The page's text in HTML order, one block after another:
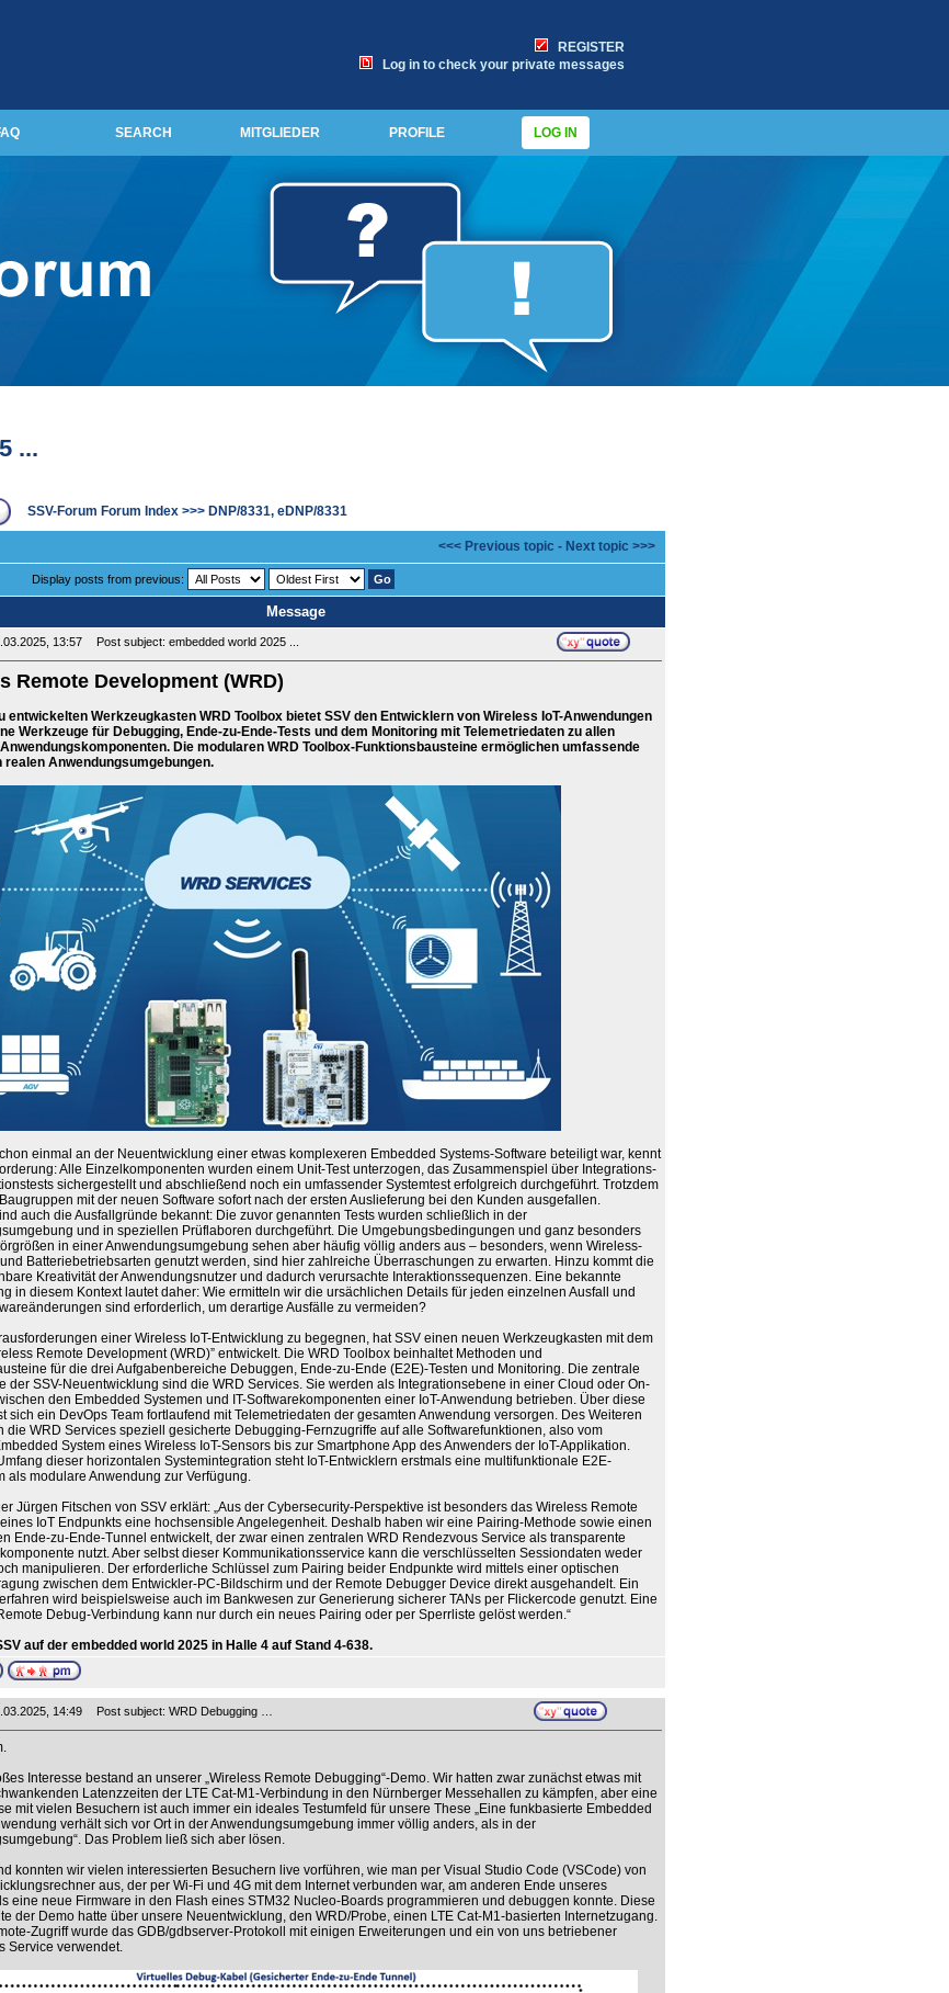
REGISTER
Log in to check your private messages
SEARCH MITGLIEDER PROFILE LOG IN
...
SSV-Forum Forum Index>>> DNP/8331, eDNP/8331
<<< Previous topic - Next topic >>>
Display posts from previous:
Message
13:57 Post subject: embedded world 2025 ...
Remote Development (WRD)
entwickelten Werkzeugkasten WRD Toolbox bietet SSV den Entwicklern von Wireless IoT-Anwendungen
Werkzeuge für Debugging, Ende-zu-Ende-Tests und dem Monitoring mit Telemetriedaten zu allen
Die modularen WRD Toolbox-Funktionsbausteine ermöglichen umfassende
realen Anwendungsumgebungen.
einmal an der Neuentwicklung einer etwas komplexeren Embedded Systems-Software beteiligt war, kennt
Alle Einzelkomponenten wurden einem Unit-Test unterzogen, das Zusammenspiel über Integrations-
sichergestellt und abschließend noch ein umfassender Systemtest erfolgreich durchgeführt. Trotzdem
mit der neuen Software sofort nach der ersten Auslieferung bei den Kunden ausgefallen.
auch die Ausfallgründe bekannt: Die zuvor genannten Tests wurden schließlich in der
und in speziellen Prüflaboren durchgeführt. Die Umgebungsbedingungen und ganz besonders
in einer Anwendungsumgebung sehen aber häufig völlig anders aus – besonders, wenn Wireless-
Batteriebetriebsarten genutzt werden, sind hier zahlreiche Überraschungen zu erwarten. Hinzu kommt die
Kreativität der Anwendungsnutzer und dadurch verursachte Interaktionssequenzen. Eine bekannte
in diesem Kontext lautet daher: Wie ermitteln wir die ursächlichen Details für jeden einzelnen Ausfall und
sind erforderlich, um derartige Ausfälle zu vermeiden?
einer Wireless IoT-Entwicklung zu begegnen, hat SSV einen neuen Werkzeugkasten mit dem
Remote Development (WRD)” entwickelt. Die WRD Toolbox beinhaltet Methoden und
für die drei Aufgabenbereiche Debuggen, Ende-zu-Ende (E2E)-Testen und Monitoring. Die zentrale
der SSV-Neuentwicklung sind die WRD Services. Sie werden als Integrationsebene in einer Cloud oder On-
den Embedded Systemen und IT-Softwarekomponenten einer IoT-Anwendung betrieben. Über diese
sich ein DevOps Team fortlaufend mit Telemetriedaten der gesamten Anwendung versorgen. Des Weiteren
die WRD Services speziell gesicherte Debugging-Fernzugriffe auf alle Softwarefunktionen, also vom
System eines Wireless IoT-Sensors bis zur Smartphone App des Anwenders der IoT-Applikation.
dieser horizontalen Systemintegration steht IoT-Entwicklern erstmals eine multifunktionale E2E-
als modulare Anwendung zur Verfügung.
Jürgen Fitschen von SSV erklärt: „Aus der Cybersecurity-Perspektive ist besonders das Wireless Remote
IoT Endpunkts eine hochsensible Angelegenheit. Deshalb haben wir eine Pairing-Methode sowie einen
Ende-zu-Ende-Tunnel entwickelt, der zwar einen zentralen WRD Rendezvous Service als transparente
nutzt. Aber selbst dieser Kommunikationsservice kann die verschlüsselten Sessiondaten weder
manipulieren. Der erforderliche Schlüssel zum Pairing beider Endpunkte wird mittels einer optischen
zwischen dem Entwickler-PC-Bildschirm und der Remote Debugger Device direkt ausgehandelt. Ein
wird beispielsweise auch im Bankwesen zur Generierung sicherer TANs per Flickercode genutzt. Eine
Debug-Verbindung kann nur durch ein neues Pairing oder per Sperrliste gelöst werden.“
auf der embedded world 2025 in Halle 4 auf Stand 4-638.
14:49 Post subject: WRD Debugging …
Interesse bestand an unserer „Wireless Remote Debugging“-Demo. Wir hatten zwar zunächst etwas mit
Latenzzeiten der LTE Cat-M1-Verbindung in den Nürnberger Messehallen zu kämpfen, aber eine
mit vielen Besuchern ist auch immer ein ideales Testumfeld für unsere These „Eine funkbasierte Embedded
verhält sich vor Ort in der Anwendungsumgebung immer völlig anders, als in der
Das Problem ließ sich aber lösen.
konnten wir vielen interessierten Besuchern live vorführen, wie man per Visual Studio Code (VSCode) von
aus, der per Wi-Fi und 4G mit dem Internet verbunden war, am anderen Ende unseres
eine neue Firmware in den Flash eines STM32 Nucleo-Boards programmieren und debuggen konnte. Diese
der Demo hatte über unsere Neuentwicklung, den WRD/Probe, einen LTE Cat-M1-basierten Internetzugang.
Zugriff wurde das GDB/gdbserver-Protokoll mit einigen Erweiterungen und ein von uns betriebener
Service verwendet.